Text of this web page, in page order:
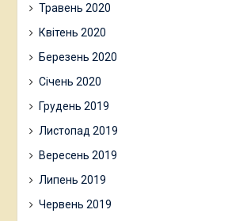
Травень 2020
Квітень 2020
Березень 2020
Січень 2020
Грудень 2019
Листопад 2019
Вересень 2019
Липень 2019
Червень 2019